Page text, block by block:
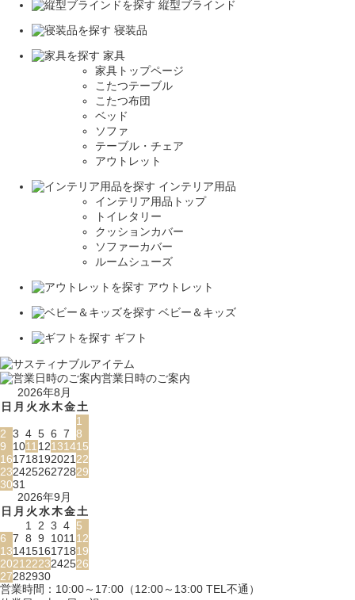
縦型ブラインド
寝装品
家具
家具トップページ
こたつテーブル
こたつ布団
ベッド
ソファ
テーブル・チェア
アウトレット
インテリア用品
インテリア用品トップ
トイレタリー
クッションカバー
ソファーカバー
ルームシューズ
アウトレット
ベビー＆キッズ
ギフト
営業日時のご案内
2026年8月
日 月 火水木金土
1
2 3 4 5 6 7 8
9
1011 12131415
161718192021 22
23242526272829
3031
2026年9月
日 月 火水木金土
1
2 3 4 5
6 7 8 9 1011 12
13141516171819
2021 2223242526
27282930
営業時間：10:00～17:00（12:00～13:00 TEL不通）